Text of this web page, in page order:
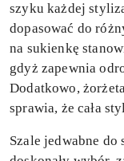
szyku każdej
dopasować do
na sukienkę
gdyż zapewnia
Dodatkowo,
sprawia, że cała
Szale jedwabne